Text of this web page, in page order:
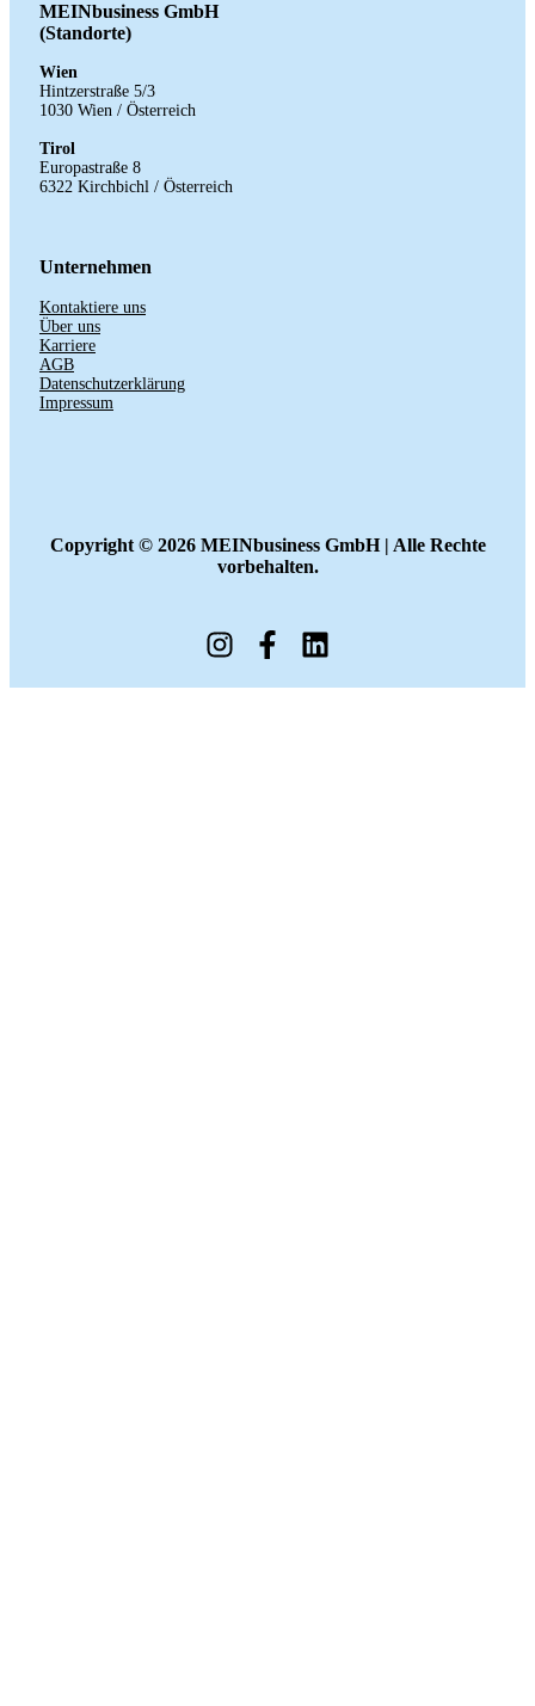
MEINbusiness GmbH
(Standorte)
Wien
Hintzerstraße 5/3
1030 Wien / Österreich
Tirol
Europastraße 8
6322 Kirchbichl / Österreich
Unternehmen
Kontaktiere uns
Über uns
Karriere
AGB
Datenschutzerklärung
Impressum
Copyright ©2026 MEINbusiness GmbH | Alle Rechte
vorbehalten.